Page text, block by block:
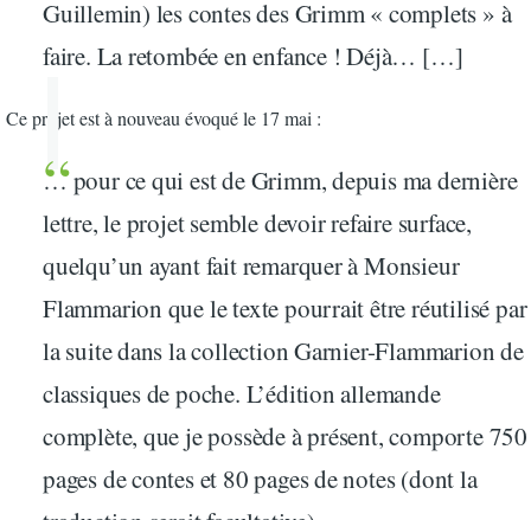
Guillemin) les contes des Grimm « complets » à
faire. La retombée en enfance ! Déjà… […]
Ce projet est à nouveau évoqué le 17 mai :
… pour ce qui est de Grimm, depuis ma dernière
lettre, le projet semble devoir refaire surface,
quelqu’un ayant fait remarquer à Monsieur
Flammarion que le texte pourrait être réutilisé par
la suite dans la collection Garnier-Flammarion de
classiques de poche. L’édition allemande
complète, que je possède à présent, comporte 750
pages de contes et 80 pages de notes (dont la